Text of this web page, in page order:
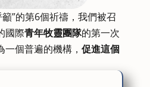
籲”的第6個祈禱，我們被召
國際青年牧靈團隊的第一次
個普遍的機構， 促進這個